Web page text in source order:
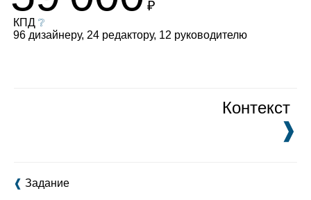
₽
КПД❔
96 дизайнеру, 24 редактору, 12 руководителю
❰ Задание
Контекст
❱